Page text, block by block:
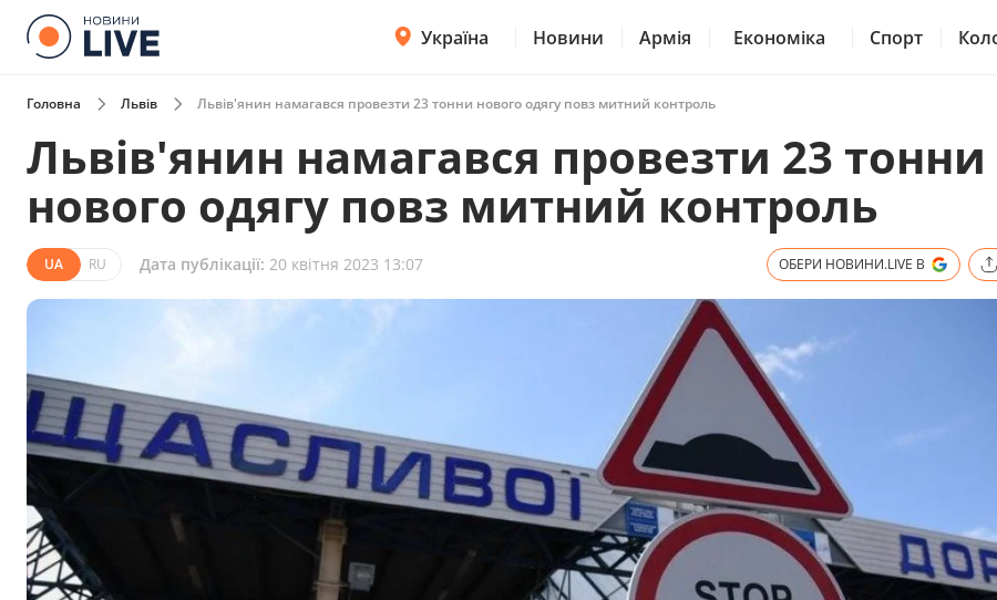
Україна Новини Армія Економіка Спорт
Головна Львів Львів'янин намагався провезти 23 тонни нового одягу повз митний контроль
Львів'янин намагався провезти 23 тонни
нового одягу повз митний контроль
UA RU Дата публікації: 20 квітня 2023 13:07 ОБЕРИ НОВИНИ.LIVE В